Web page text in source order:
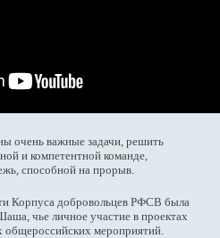
очень важные задачи, решить
и компетентной команде,
способной на прорыв.
Корпуса добровольцев РФСВ была
чье личное участие в проектах
общероссийских мероприятий.